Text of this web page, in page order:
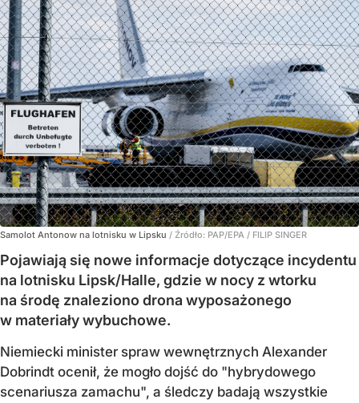
Samolot Antonow na lotnisku w Lipsku / Źródło: PAP/EPA / FILIP SINGER
Pojawiają się nowe informacje dotyczące incydentu
na lotnisku Lipsk/Halle, gdzie w nocy z wtorku
na środę znaleziono drona wyposażonego
w materiały wybuchowe.
Niemiecki minister spraw wewnętrznych Alexander
Dobrindt ocenił, że mogło dojść do "hybrydowego
scenariusza zamachu", a śledczy badają wszystkie